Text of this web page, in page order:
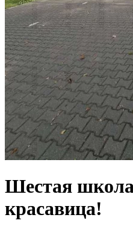
Шестая
красавица!